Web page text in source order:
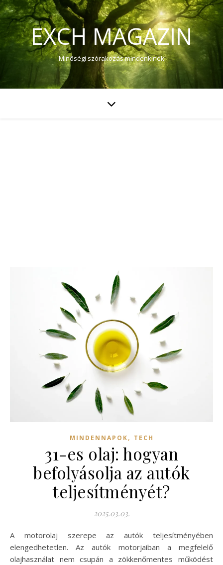
EXCH MAGAZIN
Minőségi szórakozás mindenkinek
MINDENNAPOK, TECH
31-es olaj: hogyan
befolyásolja az autók
teljesítményét?
2025.03.03.
A motorolaj szerepe az autók teljesítményében
elengedhetetlen. Az autók motorjaiban a megfelelő
olajhasználat nem csupán a zökkenőmentes működést